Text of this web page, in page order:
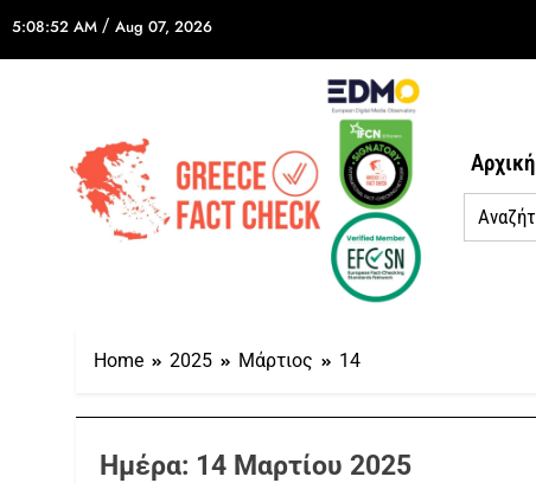
5:08:52 AM / Aug 07, 2026
Αρχική
Home 2025 Μάρτιος 14
Ημέρα: 14 Μαρτίου 2025